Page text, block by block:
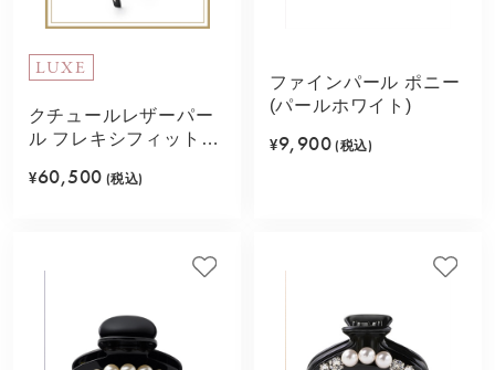
LUXE
クチュールレザーパー
ル フレキシフィットヘ
¥60,500 (税込)
ファインパール ポニー
(パールホワイト)
¥9,900 (税込)